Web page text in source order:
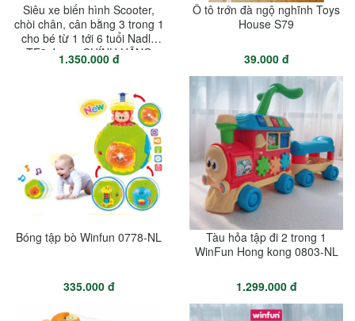
Siêu xe biến hình Scooter,
chòi chân, cân bằng 3 trong 1
cho bé từ 1 tới 6 tuổi Nadle
TF3 Joovy CHÍNH HÃNG
1.350.000 đ
Ô tô trớn đà ngộ nghĩnh Toys
House S79
39.000 đ
Bóng tập bò Winfun 0778-NL
335.000 đ
Tàu hỏa tập đi 2 trong 1
WinFun Hong kong 0803-NL
1.299.000 đ